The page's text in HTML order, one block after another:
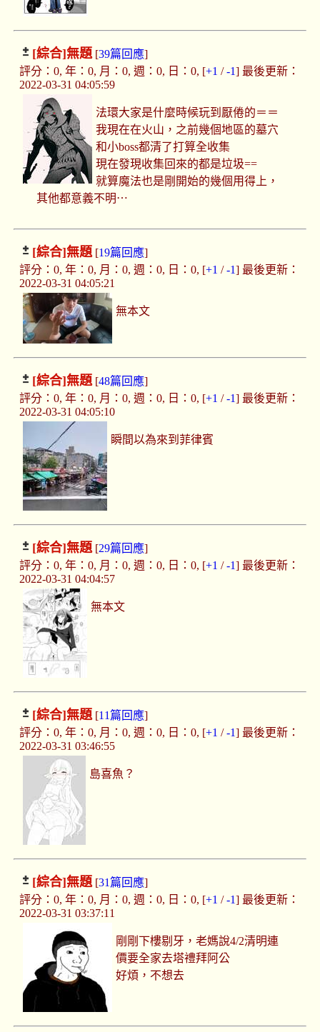
[綜合]無題[39篇回應]
評分：0, 年：0, 月：0, 週：0, 日：0, [+1 /-1] 最後更新：
2022-03-31 04:05:59
法環大家是什麼時候玩到厭倦的＝＝
我現在在火山，之前幾個地區的墓穴
和小boss都清了打算全收集
現在發現收集回來的都是垃圾==
就算魔法也是剛開始的幾個用得上，
其他都意義不明⋯
[綜合]無題[19篇回應]
評分：0, 年：0, 月：0, 週：0, 日：0, [+1 /-1] 最後更新：
2022-03-31 04:05:21
無本文
[綜合]無題[48篇回應]
評分：0, 年：0, 月：0, 週：0, 日：0, [+1 /-1] 最後更新：
2022-03-31 04:05:10
瞬間以為來到菲律賓
[綜合]無題[29篇回應]
評分：0, 年：0, 月：0, 週：0, 日：0, [+1 /-1] 最後更新：
2022-03-31 04:04:57
無本文
[綜合]無題[11篇回應]
評分：0, 年：0, 月：0, 週：0, 日：0, [+1 /-1] 最後更新：
2022-03-31 03:46:55
島喜魚？
[綜合]無題[31篇回應]
評分：0, 年：0, 月：0, 週：0, 日：0, [+1 /-1] 最後更新：
2022-03-31 03:37:11
剛剛下樓剔牙，老媽說4/2清明連
價要全家去塔禮拜阿公
好煩，不想去